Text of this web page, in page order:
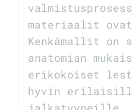
materiaalit
Kenkämallit on
anatomian
erikokoiset
hyvin